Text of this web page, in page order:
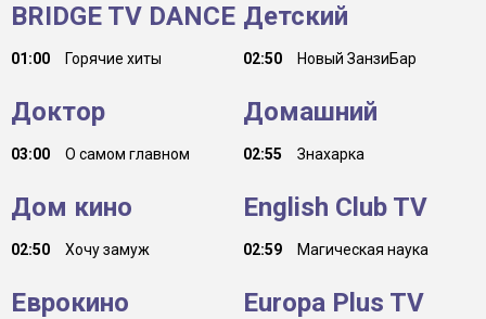
BRIDGE TV DANCE
01:00 Горячие хиты
Детский
02:50 Новый ЗанзиБар
Доктор
03:00 О самом главном
Домашний
02:55 Знахарка
Дом кино
02:50 Хочу замуж
English Club TV
02:59 Магическая наука
Еврокино Europa Plus TV